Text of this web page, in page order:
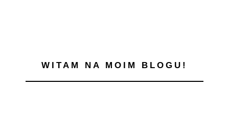
WITAM NA MOIM BLOGU!